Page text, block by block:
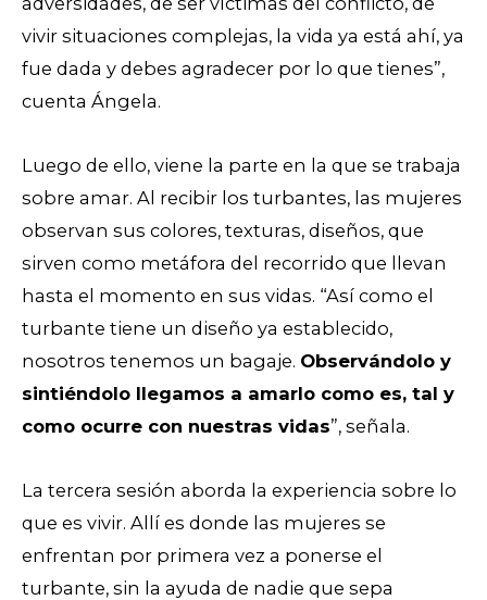
vivir situaciones complejas, la vida ya está ahí, ya
fue dada y debes agradecer por lo que tienes”,
cuenta Ángela.
Luego de ello, viene la parte en la que se trabaja
sobre amar. Al recibir los turbantes, las mujeres
observan sus colores, texturas, diseños, que
sirven como metáfora del recorrido que llevan
hasta el momento en sus vidas. “Así como el
turbante tiene un diseño ya establecido,
nosotros tenemos un bagaje. Observándolo y
sintiéndolo llegamos a amarlo como es, tal y
como ocurre con nuestras vidas”, señala.
La tercera sesión aborda la experiencia sobre lo
que es vivir. Allí es donde las mujeres se
enfrentan por primera vez a ponerse el
turbante, sin la ayuda de nadie que sepa